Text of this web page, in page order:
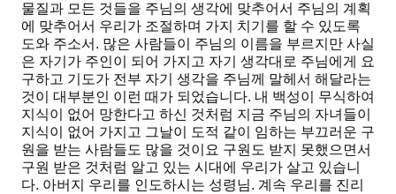
물질과 모든 것들을 주님의 생각에 맞추어서 주님의 계획
에 맞추어서 우리가 조절하며 가지 치기를 할 수 있도록
도와 주소서. 많은 사람들이 주님의 이름을 부르지만 사실
은 자기가 주인이 되어 가지고 자기 생각대로 주님에게 요
구하고 기도가 전부 자기 생각을 주님께 말헤서 해달라는
것이 대부분인 이런 때가 되었습니다. 내 백성이 무식하여
지식이 없어 망한다고 하신 것처럼 지금 주님의 자녀들이
지식이 없어 가지고 그날이 도적 같이 임하는 부끄러운 구
원을 받는 사람들도 많을 것이요 구원도 받지 못했으면서
구원 받은 것처럼 알고 있는 시대에 우리가 살고 있습니
다. 아버지 우리를 인도하시는 성령님. 계속 우리를 진리